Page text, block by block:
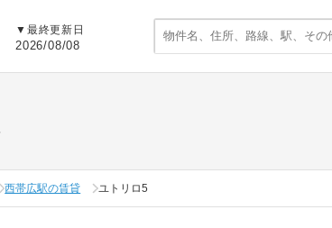
▼ 最終更新日
2026/08/08
西帯広駅の賃貸 ユトリロ5